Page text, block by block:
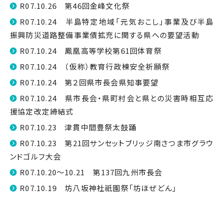
R07.10.26 第46回金峰文化祭
R07.10.24 半島特定地域「元気おこし」事業及び半島
振興防災道路整備事業債拡充に関する県への要望活動
R07.10.24 鳳凰高等学校第61回体育祭
R07.10.24 （仮称）教育行政棟安全祈願祭
R07.10.24 第２回県市長会県知事要望
R07.10.24 県市長会・県町村会と県との災害時相互応
援協定改定締結式
R07.10.23 津貫中間豊祭太鼓踊
R07.10.23 第21回サンセットブリッジ南さつま市グラウ
ンドゴルフ大会
R07.10.20～10.21 第137回九州市長会
R07.10.19 坊八坂神社祇園祭「坊ほぜどん」